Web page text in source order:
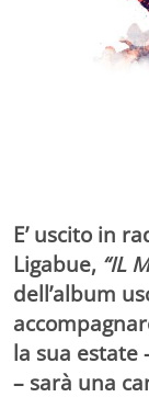
E’ uscito in
Ligabue, “IL
dell’album
la sua estate
– sarà una